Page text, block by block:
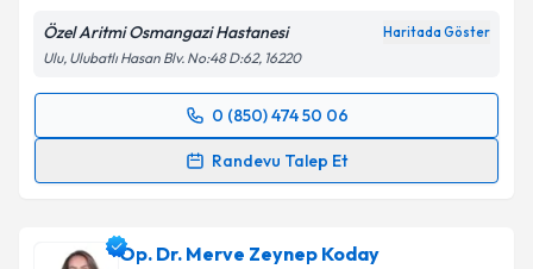
kapsamda işlenmesini kabul ediyorum.
Takvim Talebini Gönder
Özel Aritmi Osmangazi Hastanesi Haritada Göster
Ulu, Ulubatlı Hasan Blv. No:48 D:62, 16220
0 (850) 474 50 06
Randevu Talep Et
Randevu Takvimi Talebi
takvim hazırlandığında e-posta ile bilgilendireceğiz.
Op. Dr. Merve Zeynep Koday